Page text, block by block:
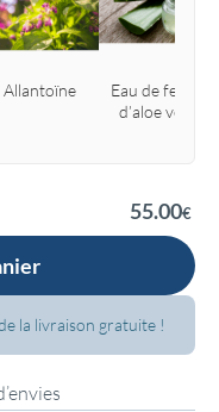
Allantoïne
Eau de feuille
d’aloe vera
55.00€
la livraison gratuite !